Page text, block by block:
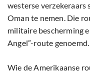
westerse verzekeraars
Oman te nemen. Die
militaire bescherming
Angel”-route genoemd.
Wie de Amerikaanse